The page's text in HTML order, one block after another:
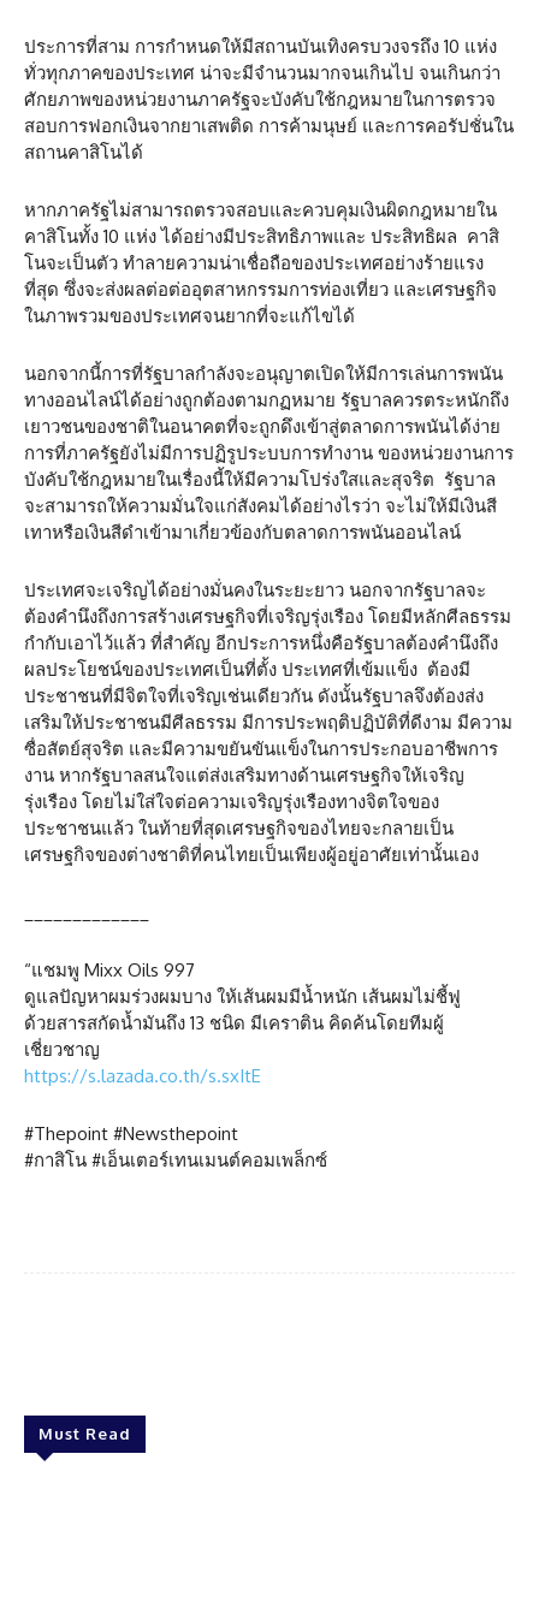
ประการที่สาม การกำหนดให้มีสถานบันเทิงครบวงจรถึง 10 แห่ง
ทั่วทุกภาคของประเทศ น่าจะมีจำนวนมากจนเกินไป จนเกินกว่า
ศักยภาพของหน่วยงานภาครัฐจะบังคับใช้กฎหมายในการตรวจ
สอบการฟอกเงินจากยาเสพติด การค้ามนุษย์ และการคอรัปชั่นใน
สถานคาสิโนได้
หากภาครัฐไม่สามารถตรวจสอบและควบคุมเงินผิดกฎหมายใน
คาสิโนทั้ง 10 แห่ง ได้อย่างมีประสิทธิภาพและ ประสิทธิผล คาสิ
โนจะเป็นตัว ทำลายความน่าเชื่อถือของประเทศอย่างร้ายแรง
ที่สุด ซึ่งจะส่งผลต่อต่ออุตสาหกรรมการท่องเที่ยว และเศรษฐกิจ
ในภาพรวมของประเทศจนยากที่จะแก้ไขได้
นอกจากนี้การที่รัฐบาลกำลังจะอนุญาตเปิดให้มีการเล่นการพนัน
ทางออนไลน์ได้อย่างถูกต้องตามกฏหมาย รัฐบาลควรตระหนักถึง
เยาวชนของชาติในอนาคตที่จะถูกดึงเข้าสู่ตลาดการพนันได้ง่าย
การที่ภาครัฐยังไม่มีการปฏิรูประบบการทำงาน ของหน่วยงานการ
บังคับใช้กฎหมายในเรื่องนี้ให้มีความโปร่งใสและสุจริต รัฐบาล
จะสามารถให้ความมั่นใจแก่สังคมได้อย่างไรว่า จะไม่ให้มีเงินสี
เทาหรือเงินสีดำเข้ามาเกี่ยวข้องกับตลาดการพนันออนไลน์
ประเทศจะเจริญได้อย่างมั่นคงในระยะยาว นอกจากรัฐบาลจะ
ต้องคำนึงถึงการสร้างเศรษฐกิจที่เจริญรุ่งเรือง โดยมีหลักศีลธรรม
กำกับเอาไว้แล้ว ที่สำคัญ อีกประการหนึ่งคือรัฐบาลต้องคำนึงถึง
ผลประโยชน์ของประเทศเป็นที่ตั้ง ประเทศที่เข้มแข็ง ต้องมี
ประชาชนที่มีจิตใจที่เจริญเช่นเดียวกัน ดังนั้นรัฐบาลจึงต้องส่ง
เสริมให้ประชาชนมีศีลธรรม มีการประพฤติปฏิบัติที่ดีงาม มีความ
ซื่อสัตย์สุจริต และมีความขยันขันแข็งในการประกอบอาชีพการ
งาน หากรัฐบาลสนใจแต่ส่งเสริมทางด้านเศรษฐกิจให้เจริญ
รุ่งเรือง โดยไม่ใส่ใจต่อความเจริญรุ่งเรืองทางจิตใจของ
ประชาชนแล้ว ในท้ายที่สุดเศรษฐกิจของไทยจะกลายเป็น
เศรษฐกิจของต่างชาติที่คนไทยเป็นเพียงผู้อยู่อาศัยเท่านั้นเอง
“แชมพู Mixx Oils 997
ดูแลปัญหาผมร่วงผมบาง ให้เส้นผมมีน้ำหนัก เส้นผมไม่ชี้ฟู
ด้วยสารสกัดน้ำมันถึง 13 ชนิด มีเคราติน คิดค้นโดยทีมผู้
เชี่ยวชาญ
https://s.lazada.co.th/s.sxItE
#Thepoint #Newsthepoint
#กาสิโน #เอ็นเตอร์เทนเมนต์คอมเพล็กซ์
Must Read